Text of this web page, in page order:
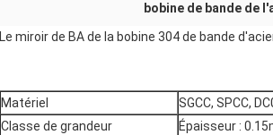
bobine de bande de
Le miroir de BA de la bobine 304 de bande
Matériel
SGCC, SPCC,
Classe de grandeur
Épaisseur :